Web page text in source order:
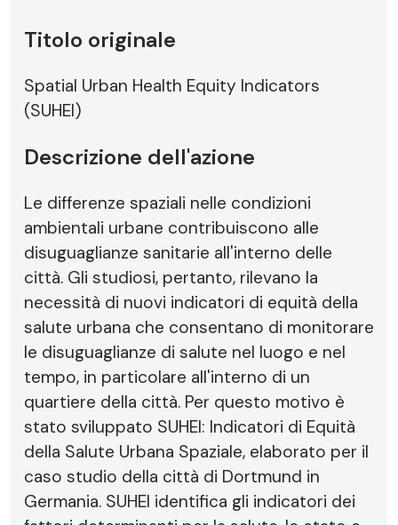
Titolo originale
Spatial Urban Health Equity Indicators
(SUHEI)
Descrizione dell'azione
Le differenze spaziali nelle condizioni
ambientali urbane contribuiscono alle
disuguaglianze sanitarie all'interno delle
città. Gli studiosi, pertanto, rilevano la
necessità di nuovi indicatori di equità della
salute urbana che consentano di monitorare
le disuguaglianze di salute nel luogo e nel
tempo, in particolare all'interno di un
quartiere della città. Per questo motivo è
stato sviluppato SUHEI: Indicatori di Equità
della Salute Urbana Spaziale, elaborato per il
caso studio della città di Dortmund in
Germania. SUHEI identifica gli indicatori dei